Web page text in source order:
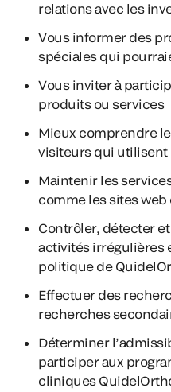
relations avec les
Vous informer des
spéciales qui
Vous inviter à
produits ou services
Mieux comprendre
visiteurs qui utilisent
Maintenir les
comme les sites
Contrôler, détecter
activités irrégulières
politique de
Effectuer des
recherches
Déterminer
participer aux
cliniques